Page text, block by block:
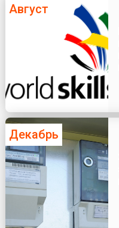
Август
Декабрь